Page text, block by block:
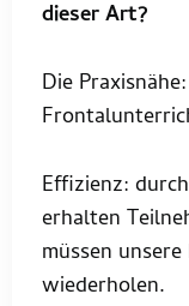
dieser Art?
Die
Effizienz:
erhalten
müssen
wiederholen.